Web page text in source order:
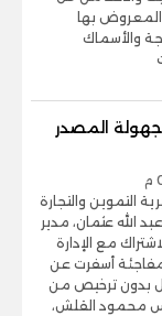
المعروض بها
والأسماك
المصدر
التموين والتجارة
الله عثمان، مدير
مع الإدارة
مفاجئة أسفرت عن
بدون ترخيص من
محمود القلش،